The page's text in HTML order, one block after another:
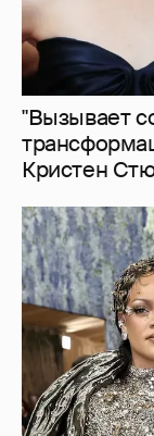
A$AP Rocky
работает